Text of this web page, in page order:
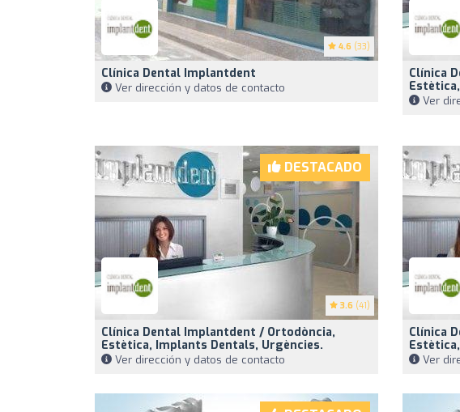
4.6 (33)
Clínica Dental Implantdent
Ver dirección y datos de contacto
Clínica
Ver
DESTACADO
3.6 (41)
Clínica Dental Implantdent / Ortodòncia,
Estètica, Implants Dentals, Urgències.
Ver dirección y datos de contacto
Clínica
Ver